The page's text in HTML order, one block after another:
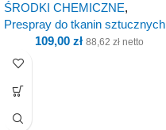
(800 g)
ŚRODKI CHEMICZNE,
Prespray do tkanin sztucznych
109,00 zł 88,62 złnetto